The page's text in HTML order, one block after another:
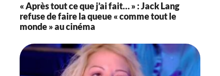
« Après tout ce que j’ai fait… » : Jack Lang
refuse de faire la queue « comme tout le
monde » au cinéma